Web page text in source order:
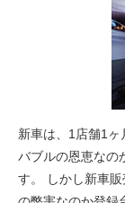
新車は、 1店舗1ヶ
バブルの恩恵なの
す。 しかし新車